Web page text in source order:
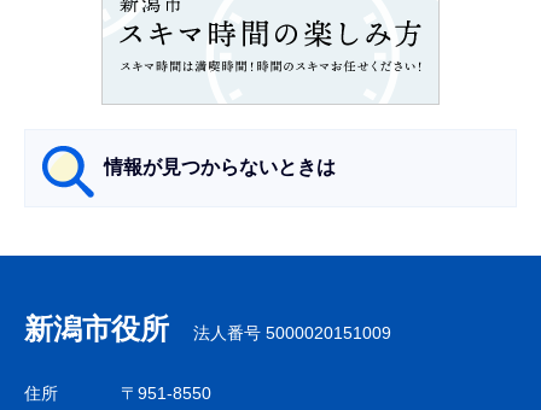
情報が見つからないときは
ナ
ビ
ゲ
新潟市役所 法人番号 5000020151009
住所
〒951-8550